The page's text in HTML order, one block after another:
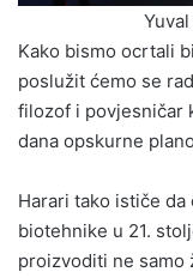
Kako bismo ocrtali
poslužit ćemo se
filozof i povjesničar
dana opskurne
Harari tako ističe
biotehnike u 21.
proizvoditi ne samo